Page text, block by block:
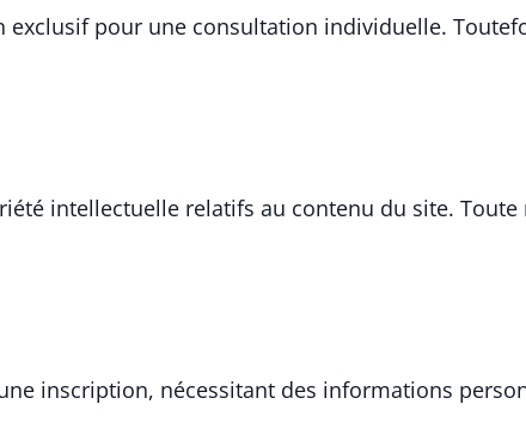
exclusif pour une consultation individuelle.
intellectuelle relatifs au contenu du site.
inscription, nécessitant des informations